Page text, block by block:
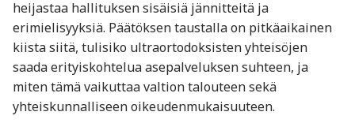
heijastaa hallituksen sisäisiä jännitteitä ja
erimielisyyksiä. Päätöksen taustalla on pitkäaikainen
kiista siitä, tulisiko ultraortodoksisten yhteisöjen
saada erityiskohtelua asepalveluksen suhteen, ja
miten tämä vaikuttaa valtion talouteen sekä
yhteiskunnalliseen oikeudenmukaisuuteen.